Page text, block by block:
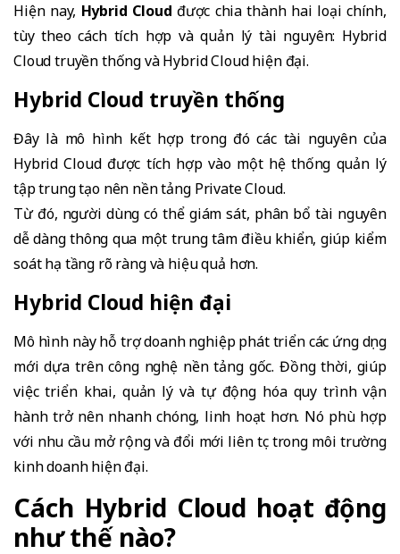
Hiện nay, Hybrid Cloud được chia thành hai loại chính,
tùy theo cách tích hợp và quản lý tài nguyên: Hybrid
Cloud truyền thống và Hybrid Cloud hiện đại.
Hybrid Cloud truyền thống
Đây là mô hình kết hợp trong đó các tài nguyên của
Hybrid Cloud được tích hợp vào một hệ thống quản lý
tập trung tạo nên nền tảng Private Cloud.
Từ đó, người dùng có thể giám sát, phân bổ tài nguyên
dễ dàng thông qua một trung tâm điều khiển, giúp kiểm
soát hạ tầng rõ ràng và hiệu quả hơn.
Hybrid Cloud hiện đại
Mô hình này hỗ trợ doanh nghiệp phát triển các ứng dụng
mới dựa trên công nghệ nền tảng gốc. Đồng thời, giúp
việc triển khai, quản lý và tự động hóa quy trình vận
hành trở nên nhanh chóng, linh hoạt hơn. Nó phù hợp
với nhu cầu mở rộng và đổi mới liên tục trong môi trường
kinh doanh hiện đại.
Cách Hybrid Cloud hoạt động
như thế nào?